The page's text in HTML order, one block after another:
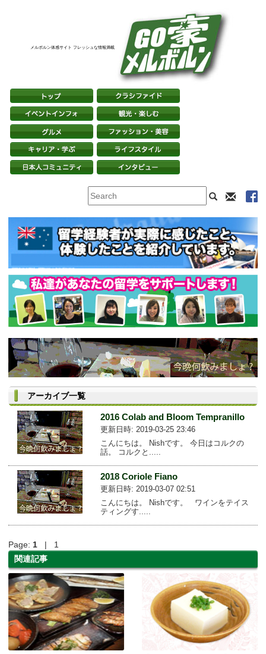
メルボルン体感サイト フレッシュな情報満載
アーカイブ一覧
2016 Colab and Bloom Tempranillo
更新日時: 2019-03-25 23:46
こんにちは。 Nishです。 今日はコルクの
話。 コルクと.....
2018 Coriole Fiano
更新日時: 2019-03-07 02:51
こんにちは。 Nishです。 ワインをテイス
ティングす.....
Page: 1 | 1
関連記事